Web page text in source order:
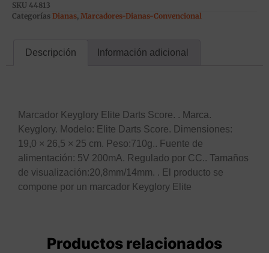
SKU 44813
Categorías Dianas, Marcadores-Dianas-Convencional
Descripción Información adicional
Marcador Keyglory Elite Darts Score. . Marca.
Keyglory. Modelo: Elite Darts Score. Dimensiones:
19,0 × 26,5 × 25 cm. Peso:710g.. Fuente de
alimentación: 5V 200mA. Regulado por CC.. Tamaños
de visualización:20,8mm/14mm. . El producto se
compone por un marcador Keyglory Elite
Productos relacionados